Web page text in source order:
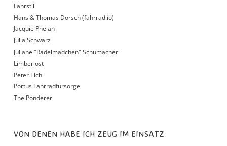
Fahrstil
Hans & Thomas Dorsch (fahrrad.io)
Jacquie Phelan
Julia Schwarz
Juliane "Radelmädchen" Schumacher
Limberlost
Peter Eich
Portus Fahrradfürsorge
The Ponderer
VON DENEN HABE ICH ZEUG IM EINSATZ